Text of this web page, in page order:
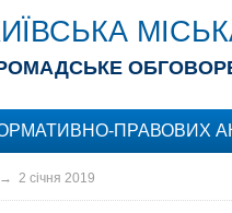
ПРАВОВИХ
→ 2 січня 2019